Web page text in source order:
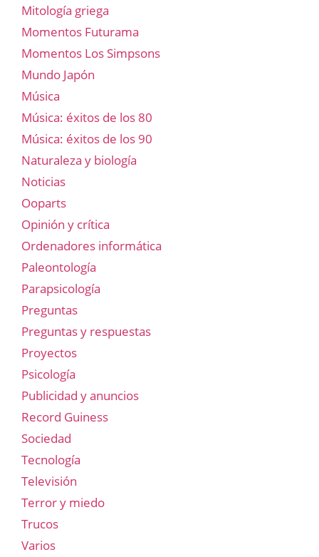
Mitología griega
Momentos Futurama
Momentos Los Simpsons
Mundo Japón
Música
Música: éxitos de los 80
Música: éxitos de los 90
Naturaleza y biología
Noticias
Ooparts
Opinión y crítica
Ordenadores informática
Paleontología
Parapsicología
Preguntas
Preguntas y respuestas
Proyectos
Psicología
Publicidad y anuncios
Record Guiness
Sociedad
Tecnología
Televisión
Terror y miedo
Trucos
Varios